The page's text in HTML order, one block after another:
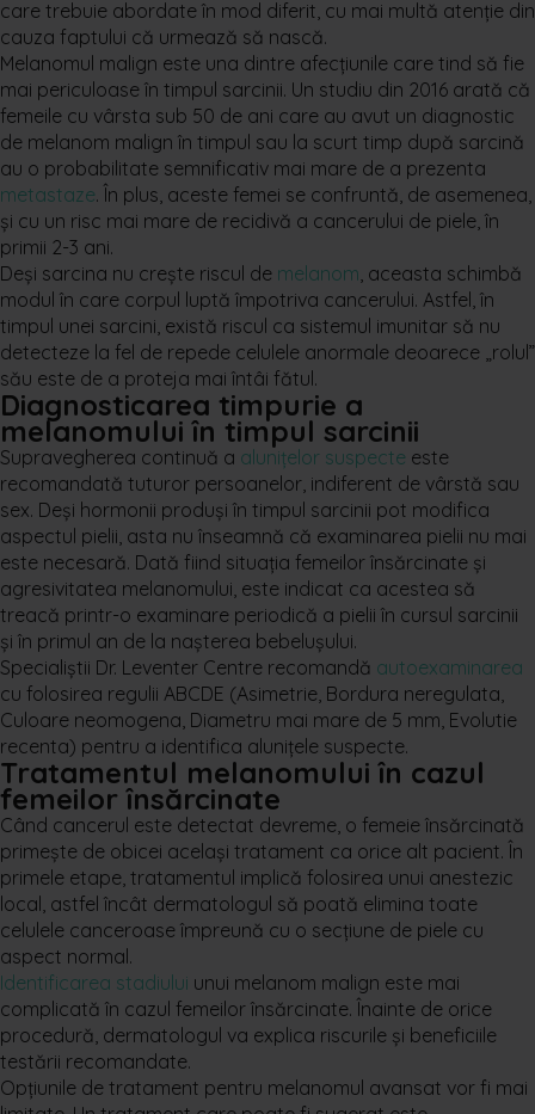
care trebuie abordate în mod diferit, cu mai multă atenție din
cauza faptului că urmează să nască.
Melanomul malign este una dintre afecțiunile care tind să fie
mai periculoase în timpul sarcinii. Un studiu din 2016 arată că
femeile cu vârsta sub 50 de ani care au avut un diagnostic
de melanom malign în timpul sau la scurt timp după sarcină
au o probabilitate semnificativ mai mare de a prezenta
metastaze. În plus, aceste femei se confruntă, de asemenea,
și cu un risc mai mare de recidivă a cancerului de piele, în
primii 2-3 ani.
Deși sarcina nu crește riscul de melanom, aceasta schimbă
modul în care corpul luptă împotriva cancerului. Astfel, în
timpul unei sarcini, există riscul ca sistemul imunitar să nu
detecteze la fel de repede celulele anormale deoarece „rolul”
său este de a proteja mai întâi fătul.
Diagnosticarea timpurie a
melanomului în timpul sarcinii
Supravegherea continuă a alunițelor suspecte este
recomandată tuturor persoanelor, indiferent de vârstă sau
sex. Deși hormonii produși în timpul sarcinii pot modifica
aspectul pielii, asta nu înseamnă că examinarea pielii nu mai
este necesară. Dată fiind situația femeilor însărcinate și
agresivitatea melanomului, este indicat ca acestea să
treacă printr-o examinare periodică a pielii în cursul sarcinii
și în primul an de la nașterea bebelușului.
Specialiștii Dr. Leventer Centre recomandă autoexaminarea
cu folosirea regulii ABCDE (Asimetrie, Bordura neregulata,
Culoare neomogena, Diametru mai mare de 5 mm, Evolutie
recenta) pentru a identifica alunițele suspecte.
Tratamentul melanomului în cazul
femeilor însărcinate
Când cancerul este detectat devreme, o femeie însărcinată
primește de obicei același tratament ca orice alt pacient. În
primele etape, tratamentul implică folosirea unui anestezic
local, astfel încât dermatologul să poată elimina toate
celulele canceroase împreună cu o secțiune de piele cu
aspect normal.
Identificarea stadiului unui melanom malign este mai
complicată în cazul femeilor însărcinate. Înainte de orice
procedură, dermatologul va explica riscurile și beneficiile
testării recomandate.
Opțiunile de tratament pentru melanomul avansat vor fi mai